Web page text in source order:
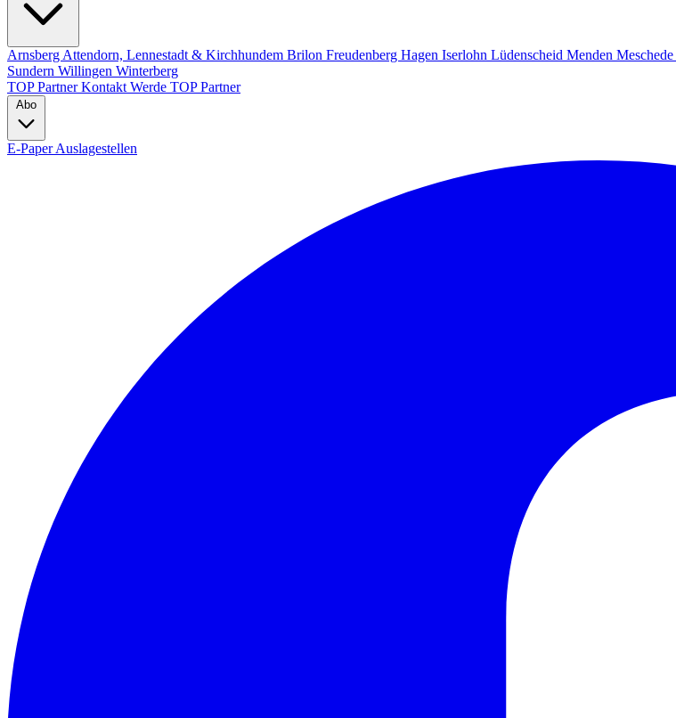
Arnsberg Attendorn, Lennestadt & Kirchhundem Brilon Freudenberg Hagen Iserlohn Lüdenscheid Menden Meschede
Sundern Willingen Winterberg
TOP PartnerKontakt Werde TOP Partner
Abo
E-PaperAuslagestellen